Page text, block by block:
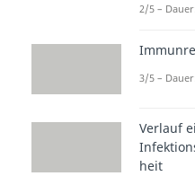
Folgen.
Sobald
werden
2/5 –
3/5 –
Verlauf
heit